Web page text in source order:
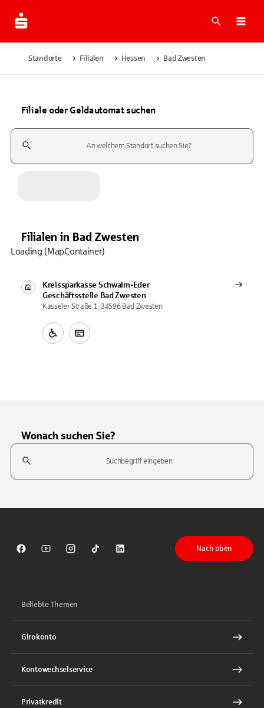
Suche
Standorte Filialen Hessen Bad Zwesten
Filiale oder Geldautomat suchen
Suchfeld
Filialen in Bad Zwesten
Kreissparkasse Schwalm-Eder
Geschäftsstelle Bad Zwesten
Kasseler Straße 1, 34596 Bad Zwesten
Loading (MapContainer)
Wonach suchen Sie?
Suchfeld
Sparkasse auf Facebook
Sparkasse auf Youtube
Sparkasse auf Instagram
Sparkasse auf TikTok
Sparkasse auf LinkedIn
Nach oben
Beliebte Themen
Girokonto
Kontowechselservice
Privatkredit